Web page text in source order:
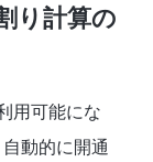
り計算の
用可能にな
動的に開通